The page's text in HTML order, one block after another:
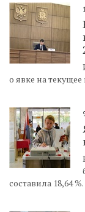
о явке на
составила 18,64 %.